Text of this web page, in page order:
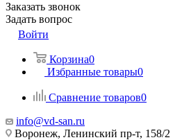
Заказать звонок
Задать вопрос
Войти
Корзина0
Избранные товары0
Сравнение товаров0
info@vd-san.ru
Воронеж, Ленинский пр-т, 158/2